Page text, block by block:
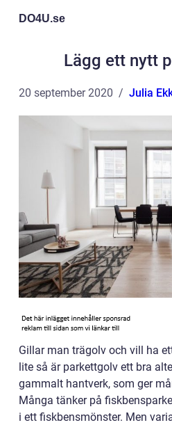
DO4U.se
Lägg ett nytt
20 september 2020 Julia
Gillar man trägolv och vill ha
lite så är parkettgolv ett bra
gammalt hantverk, som ger
Många tänker på
i ett fiskbensmönster. Men